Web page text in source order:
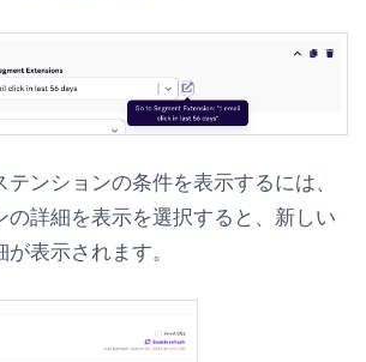
ンションの条件を表示するには、
の詳細を表示を選択すると、新しい
表示されます。